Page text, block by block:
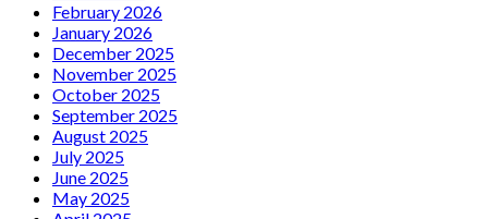
February 2026
January 2026
December 2025
November 2025
October 2025
September 2025
August 2025
July 2025
June 2025
May 2025